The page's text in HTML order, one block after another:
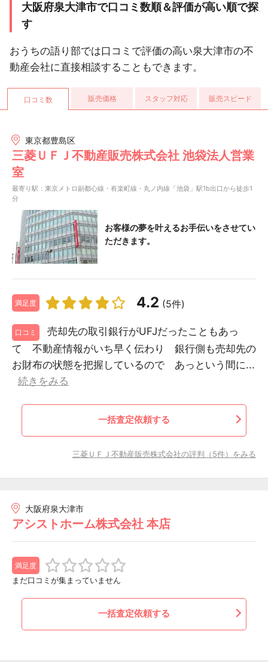
大阪府泉大津市で口コミ数順＆評価が高い順で探
す
おうちの語り部では口コミで評価の高い泉大津市の不
動産会社に直接相談することもできます。
口コミ数 販売価格 スタッフ対応 販売スピード
東京都豊島区
三菱ＵＦＪ不動産販売株式会社 池袋法人営業
室
最寄り駅：東京メトロ副都心線・有楽町線・丸ノ内線「池袋」駅1b出口から徒歩1
分
お客様の夢を叶えるお手伝いをさせてい
ただきます。
満足度 4.2 (5件)
口コミ
売却先の取引銀行がUFJだったこともあっ
て 不動産情報がいち早く伝わり 銀行側も売却先の
お財布の状態を把握しているので あっという間に...
続きをみる
一括査定依頼する
三菱ＵＦＪ不動産販売株式会社の評判（5件）をみる
大阪府泉大津市
アシストホーム株式会社 本店
満足度
まだ口コミが集まっていません
一括査定依頼する